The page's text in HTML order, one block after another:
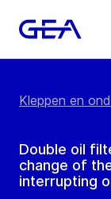
Kleppen en
Double oil
change of
interrupting